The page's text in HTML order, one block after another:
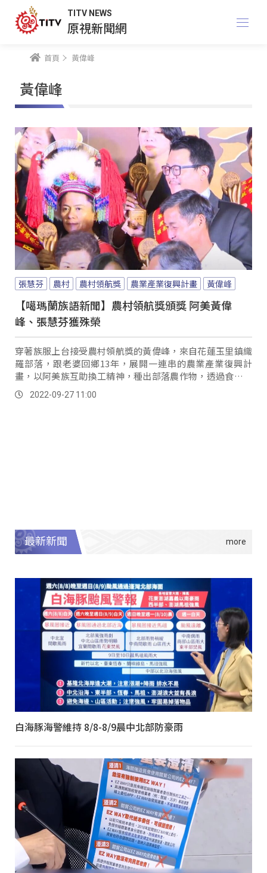
TITV NEWS
原視新聞網
首頁 黃偉峰
黃偉峰
張慧芬 農村 農村領航獎 農業產業復興計畫 黃偉峰
【噶瑪蘭族語新聞】農村領航獎頒獎 阿美黃偉
峰、張慧芬獲殊榮
穿著族服上台接受農村領航獎的黃偉峰，來自花蓮玉里鎮織
羅部落，跟老婆回鄉13年，展開一連串的農業產業復興計
畫，以阿美族互助換工精神，種出部落農作物，透過食農教
育把部落經濟跟人文，進行有系統的部落旅遊規畫，也讓更
多人從中了解當地文化生活樣貌。
2022-09-27 11:00
最新新聞
白海豚海警維持 8/8-8/9晨中北部防豪雨